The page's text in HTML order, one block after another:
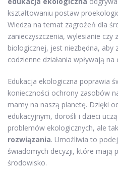
kształtowaniu postaw
Wiedza na temat zagrożeń dla
zanieczyszczenia, wylesianie
biologicznej, jest niezbędna, aby
codzienne działania wpływają
Edukacja ekologiczna poprawia
konieczności ochrony zasobów
mamy na naszą planetę. Dzięki
edukacyjnym, dorośli i dzieci
problemów ekologicznych, ale
rozwiązania. Umożliwia to
świadomych decyzji, które mają
środowisko.